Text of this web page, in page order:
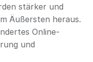
stärker und
Äußersten heraus.
Online-
und